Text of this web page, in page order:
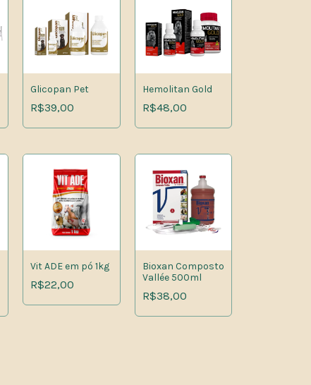
Glicopan Pet
R$39,00
Hemolitan Gold
R$48,00
Vit ADE em pó 1kg
R$22,00
Bioxan Composto
Vallée 500ml
R$38,00